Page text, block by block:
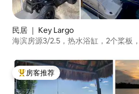
民居 ｜ Key Largo
海滨房源3/2.5，热水浴缸，2个桨板
热门「房客推荐」
房客推荐